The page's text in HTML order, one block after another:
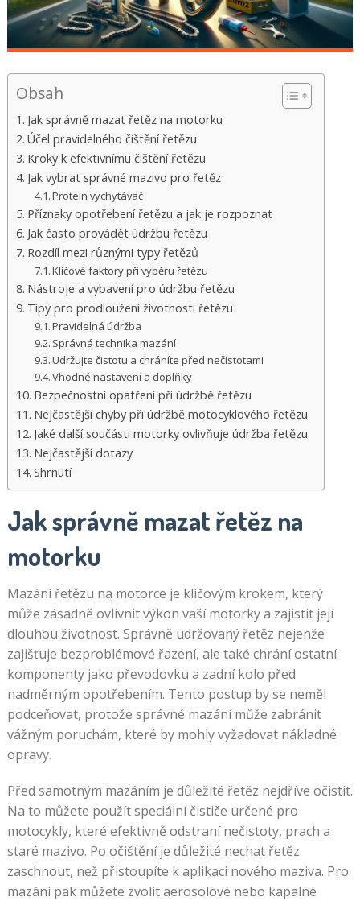
Obsah
Jak správně mazat řetěz na motorku
Účel pravidelného čištění řetězu
Kroky k efektivnímu čištění řetězu
Jak vybrat správné mazivo pro řetěz
Protein vychytávač
Příznaky opotřebení řetězu a jak je rozpoznat
Jak často provádět údržbu řetězu
Rozdíl mezi různými typy řetězů
Klíčové faktory při výběru řetězu
Nástroje a vybavení pro údržbu řetězu
Tipy pro prodloužení životnosti řetězu
Pravidelná údržba
Správná technika mazání
Udržujte čistotu a chráníte před nečistotami
Vhodné nastavení a doplňky
Bezpečnostní opatření při údržbě řetězu
Nejčastější chyby při údržbě motocyklového řetězu
Jaké další součásti motorky ovlivňuje údržba řetězu
Nejčastější dotazy
Shrnutí
Jak správně mazat řetěz na
motorku
Mazání řetězu na motorce je klíčovým krokem, který
může zásadně ovlivnit výkon vaší motorky a zajistit její
dlouhou životnost. Správně udržovaný řetěz nejenže
zajišťuje bezproblémové řazení, ale také chrání ostatní
komponenty jako převodovku a zadní kolo před
nadměrným opotřebením. Tento postup by se neměl
podceňovat, protože správné mazání může zabránit
vážným poruchám, které by mohly vyžadovat nákladné
opravy.
Před samotným mazáním je důležité řetěz nejdříve očistit.
Na to můžete použít speciální čističe určené pro
motocykly, které efektivně odstraní nečistoty, prach a
staré mazivo. Po očištění je důležité nechat řetěz
zaschnout, než přistoupíte k aplikaci nového maziva. Pro
mazání pak můžete zvolit aerosolové nebo kapalné